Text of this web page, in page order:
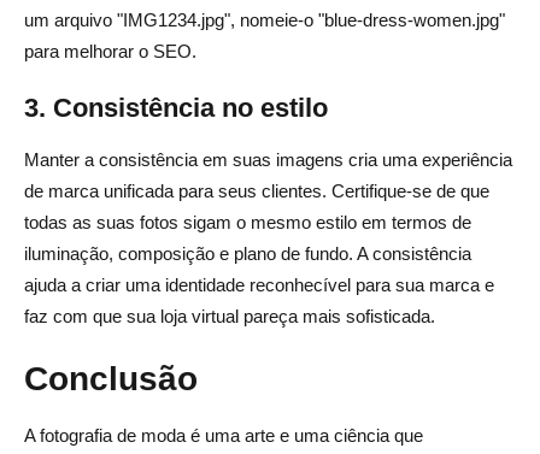
um arquivo "IMG1234.jpg", nomeie-o "blue-dress-women.jpg"
para melhorar o SEO.
3. Consistência no estilo
Manter a consistência em suas imagens cria uma experiência
de marca unificada para seus clientes. Certifique-se de que
todas as suas fotos sigam o mesmo estilo em termos de
iluminação, composição e plano de fundo. A consistência
ajuda a criar uma identidade reconhecível para sua marca e
faz com que sua loja virtual pareça mais sofisticada.
Conclusão
A fotografia de moda é uma arte e uma ciência que